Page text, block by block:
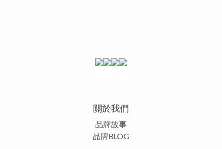
關於我們
品牌故事
品牌BLOG